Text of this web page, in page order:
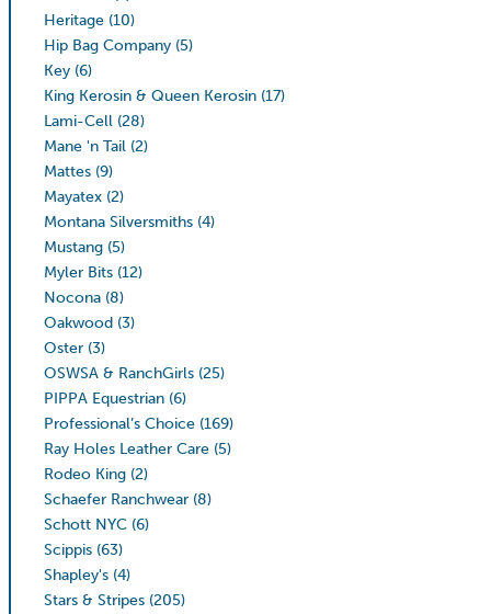
Heritage (10)
Hip Bag Company (5)
Key (6)
King Kerosin & Queen Kerosin (17)
Lami-Cell (28)
Mane 'n Tail (2)
Mattes (9)
Mayatex (2)
Montana Silversmiths (4)
Mustang (5)
Myler Bits (12)
Nocona (8)
Oakwood (3)
Oster (3)
OSWSA & RanchGirls (25)
PIPPA Equestrian (6)
Professional’s Choice (169)
Ray Holes Leather Care (5)
Rodeo King (2)
Schaefer Ranchwear (8)
Schott NYC (6)
Scippis (63)
Shapley's (4)
Stars & Stripes (205)